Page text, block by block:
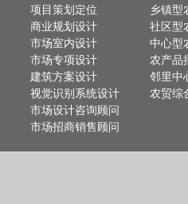
项目策划定位
商业规划设计
市场室内设计
市场专项设计
建筑方案设计
视觉识别系统设计
市场设计咨询顾问
市场招商销售顾问
乡镇型
社区型
中心型
农产品
邻里中
农贸综